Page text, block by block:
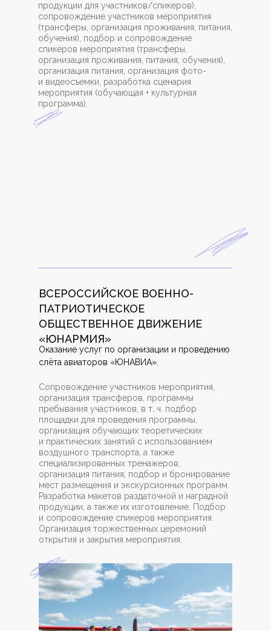
продукции для участников/спикеров),
сопровождение участников мероприятия
(трансферы, организация проживания, питания,
обучения), подбор и сопровождение
спикеров мероприятия (трансферы,
организация проживания, питания, обучения),
организация питания, организация фото-
и видеосъемки, разработка сценария
мероприятия (обучающая + культурная
программа).
ВСЕРОССИЙСКОЕ ВОЕННО-
ПАТРИОТИЧЕСКОЕ
ОБЩЕСТВЕННОЕ ДВИЖЕНИЕ
«ЮНАРМИЯ»
Оказание услуг по организации и проведению
слёта авиаторов «ЮНАВИА».
Сопровождение участников мероприятия,
организация трансферов, программы
пребывания участников, в т. ч. подбор
площадки для проведения программы,
организация обучающих теоретических
и практических занятий с использованием
воздушного транспорта, а также
специализированных тренажеров,
организация питания, подбор и бронирование
мест размещения и экскурсионных программ.
Разработка макетов раздаточной и наградной
продукции, а также их изготовление. Подбор
и сопровождение спикеров мероприятия.
Организация торжественных церемоний
открытия и закрытия мероприятия.